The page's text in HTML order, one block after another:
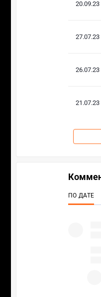
20.09.23
27.07.23
26.07.23
21.07.23
ПО ДАТЕ